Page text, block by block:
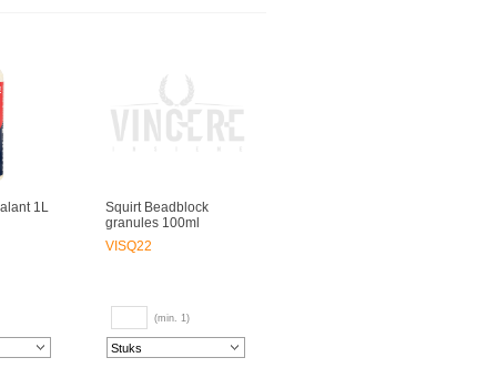
1L
Squirt Beadblock
granules 100ml
VISQ22
(min. 1)